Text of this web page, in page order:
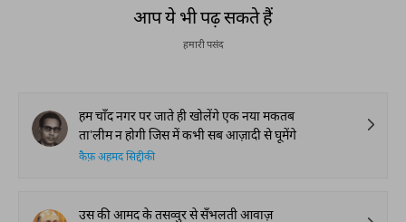
आप ये भी पढ़ सकते हैं
हमारी पसंद
हम चाँद नगर पर जाते ही खोलेंगे एक नया मकतब
ता'लीम न होगी जिस में कभी सब आज़ादी से घूमेंगे
कैफ़ अहमद सिद्दीकी
उस की आमद के तसव्वुर से सँभलती आवाज़